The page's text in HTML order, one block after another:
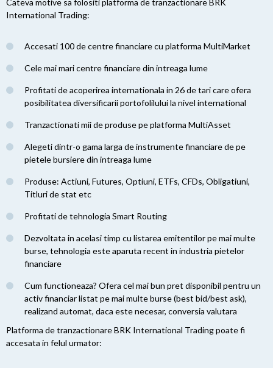
Cateva motive sa folositi platforma de tranzactionare BRK
International Trading:
Accesati 100 de centre financiare cu platforma MultiMarket
Cele mai mari centre financiare din intreaga lume
Profitati de acoperirea internationala in 26 de tari care ofera
posibilitatea diversificarii portofolilului la nivel international
Tranzactionati mii de produse pe platforma MultiAsset
Alegeti dintr-o gama larga de instrumente financiare de pe
pietele bursiere din intreaga lume
Produse: Actiuni, Futures, Optiuni, ETFs, CFDs, Obligatiuni,
Titluri de stat etc
Profitati de tehnologia Smart Routing
Dezvoltata in acelasi timp cu listarea emitentilor pe mai multe
burse, tehnologia este aparuta recent in industria pietelor
financiare
Cum functioneaza? Ofera cel mai bun pret disponibil pentru un
activ financiar listat pe mai multe burse (best bid/best ask),
realizand automat, daca este necesar, conversia valutara
Platforma de tranzactionare BRK International Trading poate fi
accesata in felul urmator: